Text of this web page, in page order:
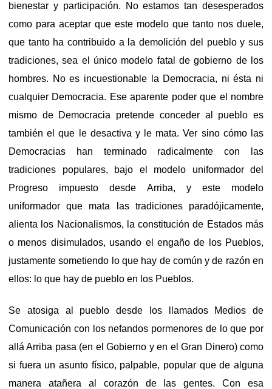
bienestar y participación. No estamos tan desesperados
como para aceptar que este modelo que tanto nos duele,
que tanto ha contribuido a la demolición del pueblo y sus
tradiciones, sea el único modelo fatal de gobierno de los
hombres. No es incuestionable la Democracia, ni ésta ni
cualquier Democracia. Ese aparente poder que el nombre
mismo de Democracia pretende conceder al pueblo es
también el que le desactiva y le mata. Ver sino cómo las
Democracias han terminado radicalmente con las
tradiciones populares, bajo el modelo uniformador del
Progreso impuesto desde Arriba, y este modelo
uniformador que mata las tradiciones para­dójicamente,
alienta los Nacionalismos, la constitución de Estados más
o menos disimulados, usando el engaño de los Pueblos,
justamente sometiendo lo que hay de común y de razón en
ellos: lo que hay de pueblo en los Pueblos.
Se atosiga al pueblo desde los llamados Medios de
Comunicación con los nefandos pormenores de lo que por
allá Arriba pasa (en el Gobierno y en el Gran Dinero) como
si fuera un asunto físico, palpable, popular que de alguna
manera atañera al corazón de las gentes. Con esa